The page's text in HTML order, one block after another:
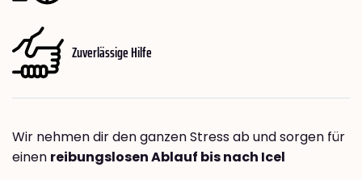
Zuverlässige Hilfe
Wir nehmen dir den ganzen Stress ab und sorgen für
einen reibungslosen Ablauf bis nach Icel